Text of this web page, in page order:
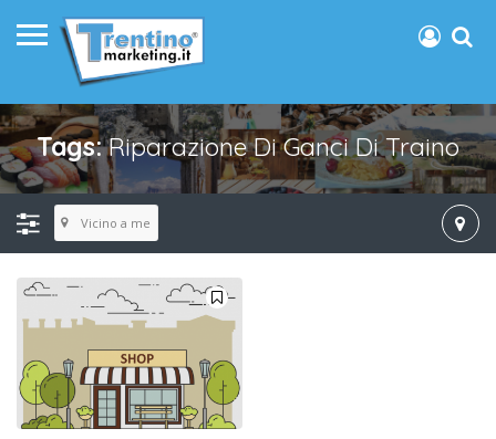
Tags:Riparazione Di Ganci Di Traino
Vicino a me